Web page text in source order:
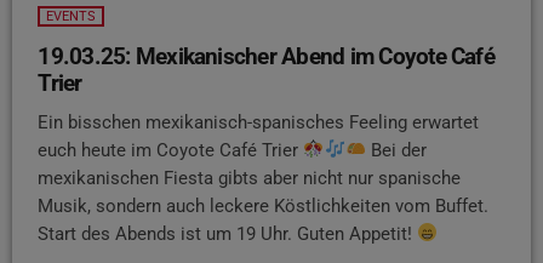
EVENTS
19.03.25: Mexikanischer Abend im Coyote Café
Trier
Ein bisschen mexikanisch-spanisches Feeling erwartet
euch heute im Coyote Café Trier
Bei der
mexikanischen Fiesta gibts aber nicht nur spanische
Musik, sondern auch leckere Köstlichkeiten vom Buffet.
Start des Abends ist um 19 Uhr. Guten Appetit!